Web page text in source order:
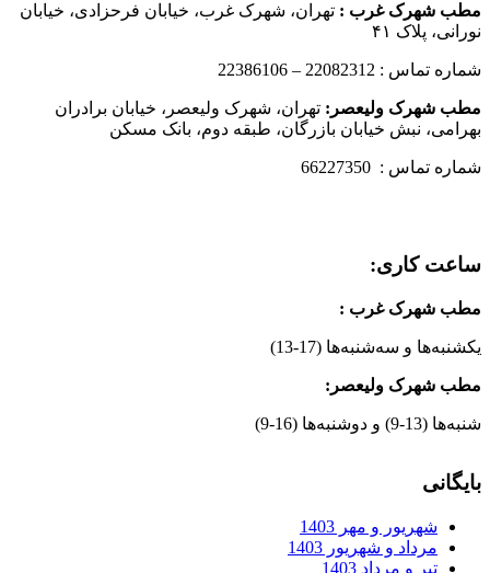
مطب شهرک غرب : تهران، شهرک غرب، خیابان فرحزادی، خیابان
نورانی، پلاک ۴۱
شماره تماس : 22082312 – 22386106
مطب شهرک ولیعصر: تهران، شهرک ولیعصر، خیابان برادران
بهرامی، نبش خیابان بازرگان، طبقه دوم، بانک مسکن
شماره تماس : 66227350
ساعت کاری:
مطب شهرک غرب :
یکشنبه‌ها و سه‌شنبه‌ها (17-13)
مطب شهرک ولیعصر:
شنبه‌ها (13-9) و دوشنبه‌ها (16-9)
بایگانی
شهریور و مهر 1403
مرداد و شهریور 1403
تیر و مرداد 1403